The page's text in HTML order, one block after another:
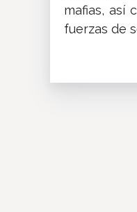
mafias, así
fuerzas de